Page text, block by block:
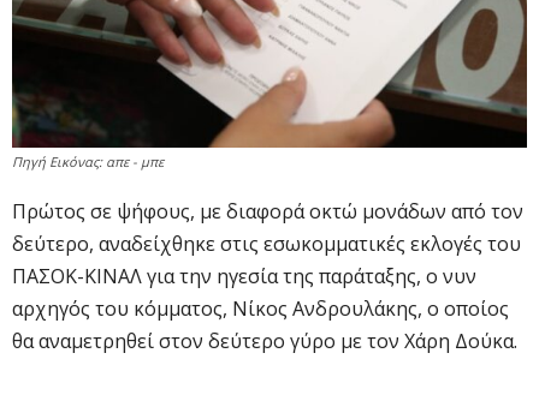
Πηγή Εικόνας: απε - μπε
Πρώτος σε ψήφους, με διαφορά οκτώ μονάδων από τον
δεύτερο, αναδείχθηκε στις εσωκομματικές εκλογές του
ΠΑΣΟΚ-ΚΙΝΑΛ για την ηγεσία της παράταξης, ο νυν
αρχηγός του κόμματος, Νίκος Ανδρουλάκης, ο οποίος
θα αναμετρηθεί στον δεύτερο γύρο με τον Χάρη Δούκα.